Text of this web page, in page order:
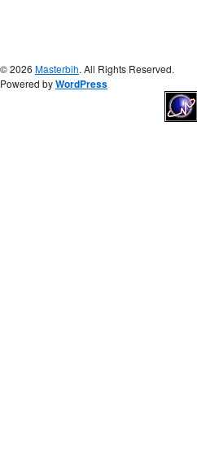
© 2026 Masterbih. All Rights Reserved.
Powered byWordPress